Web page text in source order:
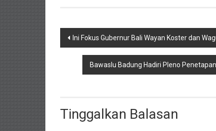
Navigasi
Ini Fokus Gubernur Bali Wayan Koster dan
Bawaslu Badung Hadiri Pleno
Tinggalkan Balasan